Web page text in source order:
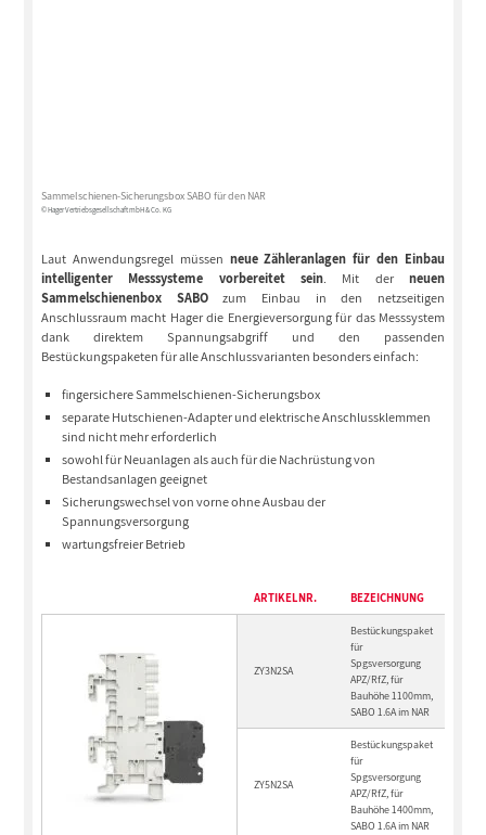
Sammelschienen-Sicherungsbox SABO für den NAR
© Hager Vertriebsgesellschaft mbH & Co. KG
Laut Anwendungsregel müssen neue Zähleranlagen für den Einbau
intelligenter Messsysteme vorbereitet sein. Mit derneuen
Sammelschienenbox SABOzum Einbau in den netzseitigen
Anschlussraum macht Hager die Energieversorgung für das Messsystem
dank direktem Spannungsabgriff und den passenden
Bestückungspaketen für alle Anschlussvarianten besonders einfach:
fingersichere Sammelschienen-Sicherungsbox
separate Hutschienen-Adapter und elektrische Anschlussklemmen
sind nicht mehr erforderlich
sowohl für Neuanlagen als auch für die Nachrüstung von
Bestandsanlagen geeignet
Sicherungswechsel von vorne ohne Ausbau der
Spannungsversorgung
wartungsfreier Betrieb
ARTIKELNR. BEZEICHNUNG
ZY3N2SA
Bestückungspaket
für
Spgsversorgung
APZ/RfZ, für
Bauhöhe 1100mm,
SABO 1.6A im NAR
ZY5N2SA
Bestückungspaket
für
Spgsversorgung
APZ/RfZ, für
Bauhöhe 1400mm,
SABO 1.6A im NAR